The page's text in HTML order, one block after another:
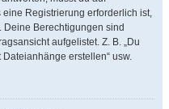
eine Registrierung erforderlich ist,
Berechtigungen sind
aufgelistet. Z. B. „Du
Dateianhänge erstellen“ usw.